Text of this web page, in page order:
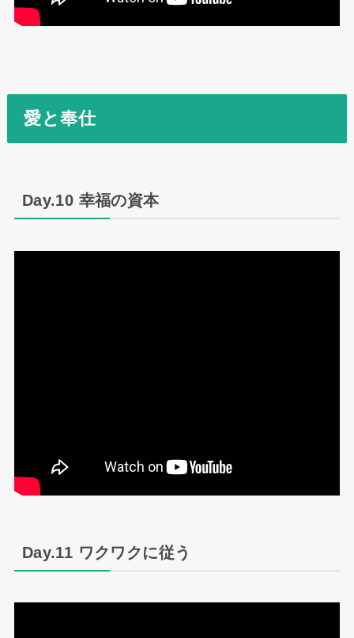
愛と奉仕
Day.10 幸福の資本
Day.11 ワクワクに従う